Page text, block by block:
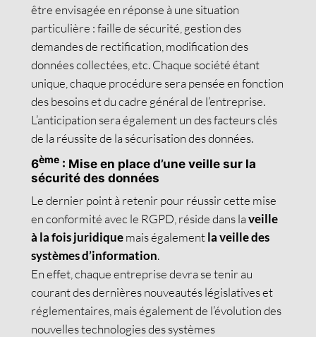
être envisagée en réponse à une situation
particulière : faille de sécurité, gestion des
demandes de rectification, modification des
données collectées, etc. Chaque société étant
unique, chaque procédure sera pensée en fonction
des besoins et du cadre général de l’entreprise.
L’anticipation sera également un des facteurs clés
de la réussite de la sécurisation des données.
6ème: Mise en place d’une veille sur la
sécurité des données
Le dernier point à retenir pour réussir cette mise
en conformité avec le RGPD, réside dans laveille
à la fois juridiquemais égalementla veille des
systèmes d’information.
En effet, chaque entreprise devra se tenir au
courant des dernières nouveautés législatives et
réglementaires, mais également de l’évolution des
nouvelles technologies des systèmes